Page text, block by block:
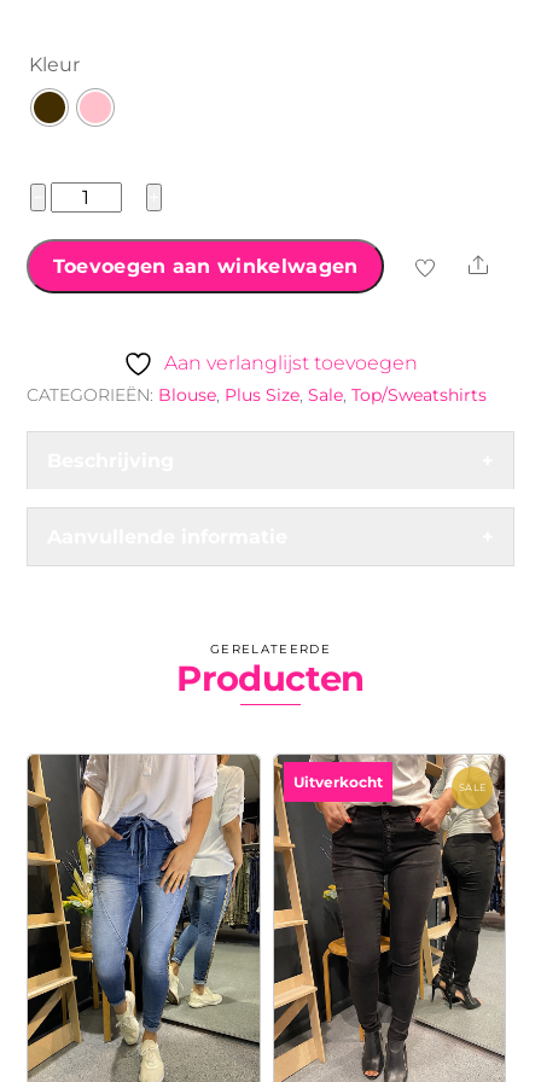
Kleur
Ballon blouse
Toevoegen aan winkelwagen Share
Aan verlanglijst toevoegen
CATEGORIEËN: Blouse, Plus Size,Sale,Top/Sweatshirts
GERELATEERDE
Producten
SALE
Uitverkocht